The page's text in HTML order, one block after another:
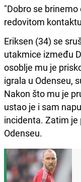
"Dobro se
redovitom
Eriksen (34) se
utakmice između
osoblje mu je
igrala u Odenseu,
Nakon što mu je
ustao je i sam
incidenta. Zatim je
Odenseu.